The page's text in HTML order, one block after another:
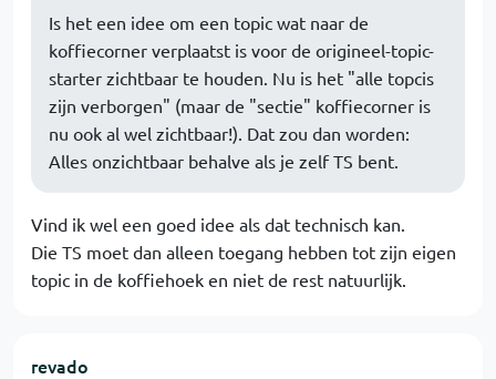
Is het een idee om een topic wat naar de
koffiecorner verplaatst is voor de origineel-topic-
starter zichtbaar te houden. Nu is het "alle topcis
zijn verborgen" (maar de "sectie" koffiecorner is
nu ook al wel zichtbaar!). Dat zou dan worden:
Alles onzichtbaar behalve als je zelf TS bent.
Vind ik wel een goed idee als dat technisch kan.
Die TS moet dan alleen toegang hebben tot zijn eigen
topic in de koffiehoek en niet de rest natuurlijk.
revado